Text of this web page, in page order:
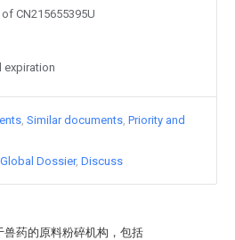
药的原料粉碎机构，包括
CN215655395U
expiration
Similar documents Priority and
Global Dossier Discuss